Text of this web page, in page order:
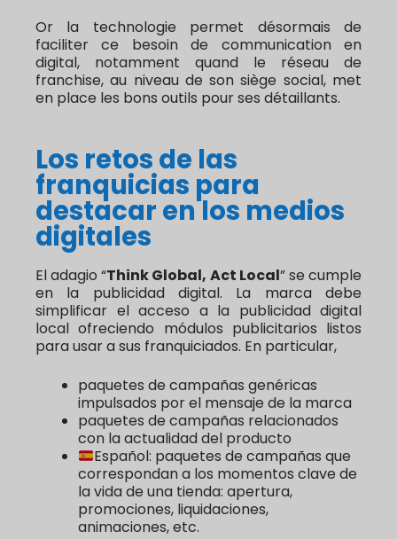
Or la technologie permet désormais de
faciliter ce besoin de communication en
digital, notamment quand le réseau de
franchise, au niveau de son siège social, met
en place les bons outils pour ses détaillants.
Los retos de las
franquicias para
destacar en los medios
digitales
El adagio “Think Global, Act Local” se cumple
en la publicidad digital. La marca debe
simplificar el acceso a la publicidad digital
local ofreciendo módulos publicitarios listos
para usar a sus franquiciados. En particular,
paquetes de campañas genéricas
impulsados por el mensaje de la marca
paquetes de campañas relacionados
con la actualidad del producto
Español: paquetes de campañas que
correspondan a los momentos clave de
la vida de una tienda: apertura,
promociones, liquidaciones,
animaciones, etc.